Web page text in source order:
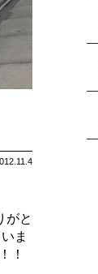
がと
ま
！